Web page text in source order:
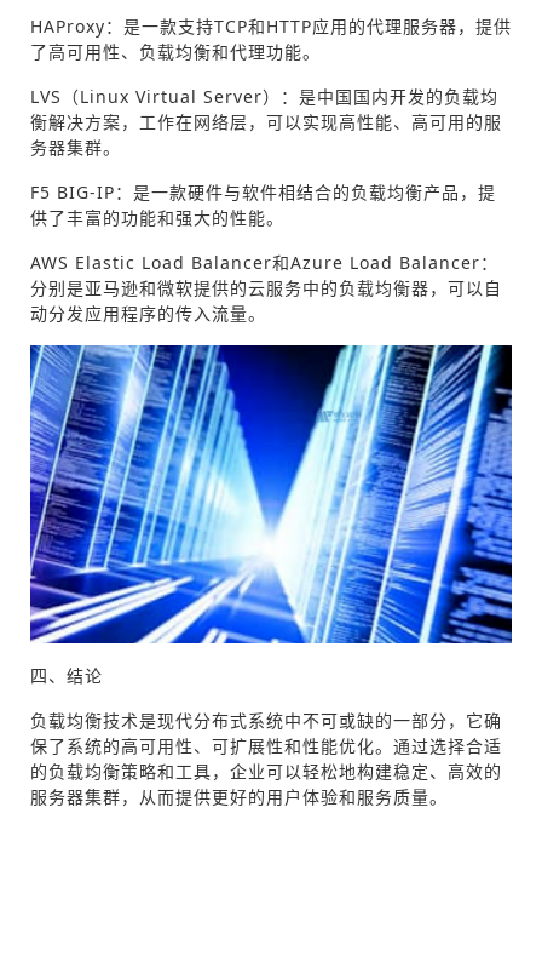
HAProxy：是一款支持TCP和HTTP应用的代理服务器，提供
了高可用性、负载均衡和代理功能。
LVS（Linux Virtual Server）：是中国国内开发的负载均
衡解决方案，工作在网络层，可以实现高性能、高可用的服
务器集群。
F5 BIG-IP：是一款硬件与软件相结合的负载均衡产品，提
供了丰富的功能和强大的性能。
AWS Elastic Load Balancer和Azure Load Balancer：
分别是亚马逊和微软提供的云服务中的负载均衡器，可以自
动分发应用程序的传入流量。
四、结论
负载均衡技术是现代分布式系统中不可或缺的一部分，它确
保了系统的高可用性、可扩展性和性能优化。通过选择合适
的负载均衡策略和工具，企业可以轻松地构建稳定、高效的
服务器集群，从而提供更好的用户体验和服务质量。